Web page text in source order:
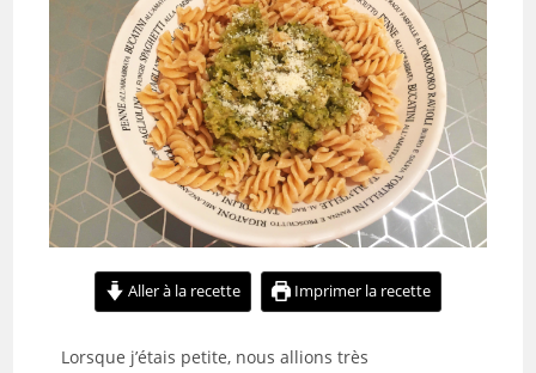
Aller à la recette Imprimer la recette
Lorsque j’étais petite, nous allions très